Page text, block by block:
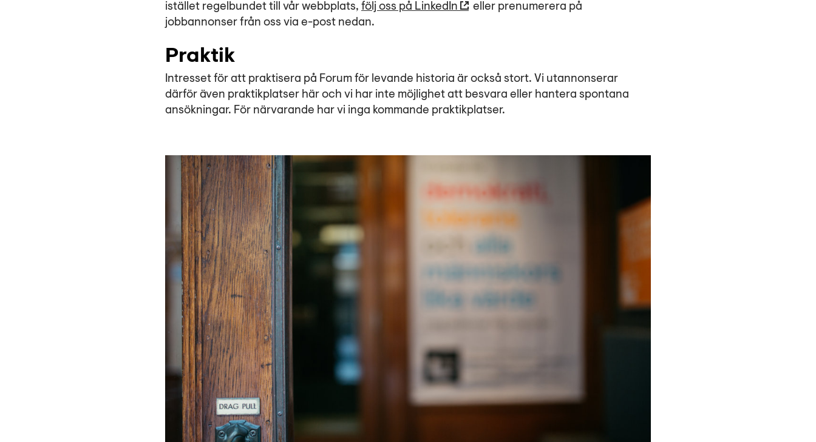
istället regelbundet till vår webbplats, följ oss på LinkedIn
eller prenumerera på
jobbannonser från oss via e-post nedan.
Praktik
Intresset för att praktisera på Forum för levande historia är också stort. Vi utannonserar
därför även praktikplatser här och vi har inte möjlighet att besvara eller hantera spontana
ansökningar. För närvarande har vi inga kommande praktikplatser.